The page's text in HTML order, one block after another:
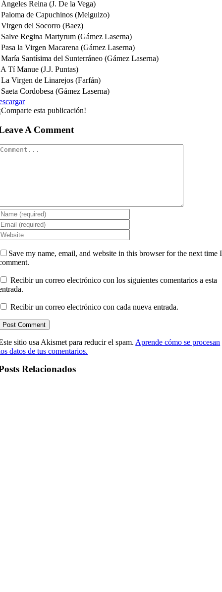
Reina (J. De la Vega)
de Capuchinos (Melguizo)
del Socorro (Baez)
Regina Martyrum (Gámez Laserna)
la Virgen Macarena (Gámez Laserna)
Santísima del Sunterráneo (Gámez Laserna)
Tí Manue (J.J. Puntas)
Virgen de Linarejos (Farfán)
Cordobesa (Gámez Laserna)
esta publicación!
A Comment
Save my name, email, and website in this browser for the next time I
Recibir un correo electrónico con los siguientes comentarios a esta
Recibir un correo electrónico con cada nueva entrada.
sitio usa Akismet para reducir el spam.Aprende cómo se procesan
datos de tus comentarios.
Relacionados